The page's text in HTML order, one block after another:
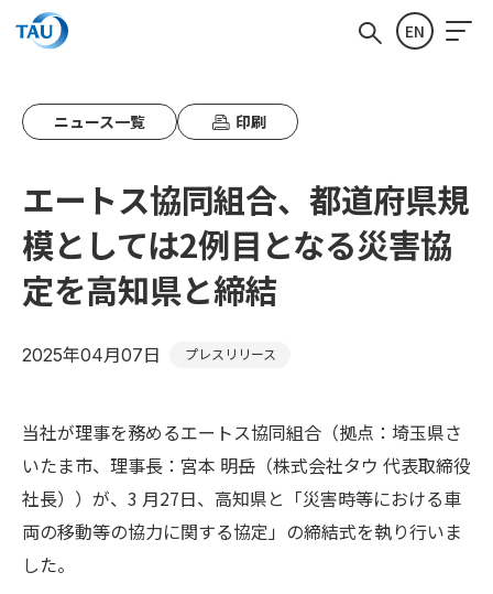
EN
ニュース一覧 印刷
エートス協同組合、都道府県規
模としては2例目となる災害協
定を高知県と締結
2025年04月07日 プレスリリース
当社が理事を務めるエートス協同組合（拠点：埼玉県さ
いたま市、理事長：宮本 明岳（株式会社タウ 代表取締役
社長））が、3 月27日、高知県と「災害時等における車
両の移動等の協力に関する協定」の締結式を執り行いま
した。